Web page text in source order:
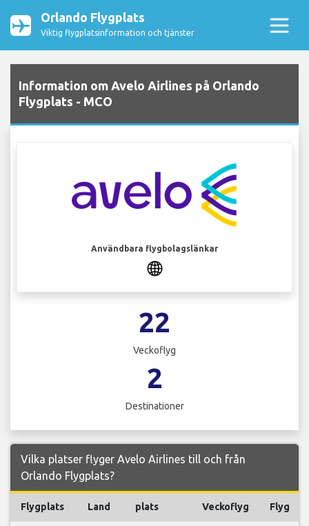
Orlando Flygplats
Viktig flygplatsinformation och tjänster
Information om Avelo Airlines på Orlando
Flygplats - MCO
Användbara flygbolagslänkar
22
Veckoflyg
2
Destinationer
Vilka platser flyger Avelo Airlines till och från
Orlando Flygplats?
Flygplats Land plats Veckoflyg Flyg